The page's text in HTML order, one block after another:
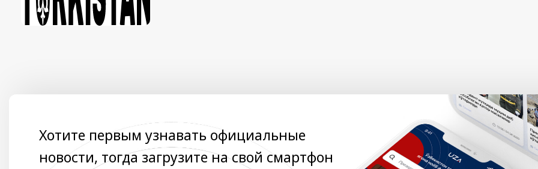
Хотите первым узнавать официальные
новости, тогда загрузите на свой смартфон